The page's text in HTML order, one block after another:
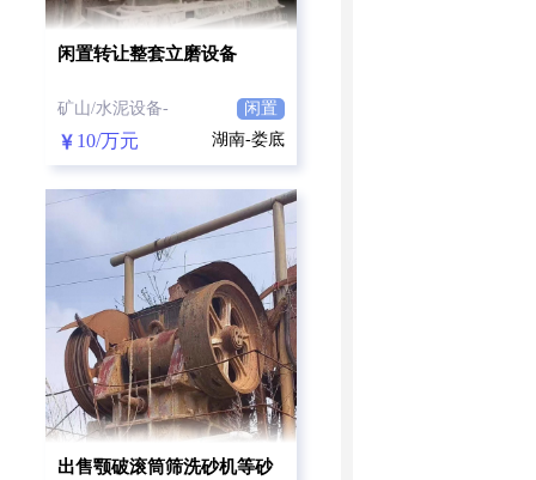
闲置转让整套立磨设备
矿山/水泥设备- 闲置
10/万元 湖南-娄底
出售颚破滚筒筛洗砂机等砂